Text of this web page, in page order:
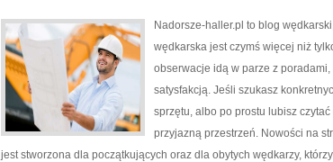
Nadorsze-haller.pl to blog
wędkarska jest czymś więcej niż
obserwacje idą w parze z
satysfakcją. Jeśli szukasz
sprzętu, albo po prostu lubisz
przyjazną przestrzeń. Nowości na
jest stworzona dla początkujących oraz dla obytych wędkarzy,